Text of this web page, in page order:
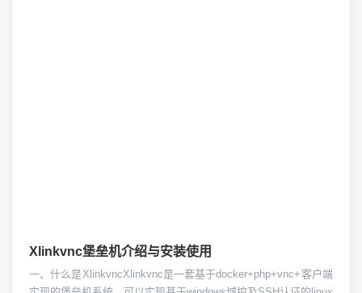
Xlinkvnc堡垒机介绍与安装使用
一、什么是XlinkvncXlinkvnc是一套基于docker+php+vnc+客户端